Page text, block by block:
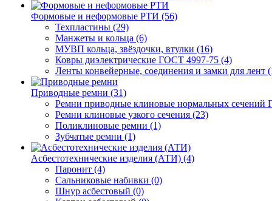
Формовые и неформовые РТИ (56)
Техпластины (29)
Манжеты и кольца (6)
МУВП кольца, звёздочки, втулки (16)
Ковры диэлектрические ГОСТ 4997-75 (4)
Ленты конвейерные, соединения и замки для лент
Приводные ремни (31)
Ремни приводные клиновые нормальных сечений
Ремни клиновые узкого сечения (23)
Поликлиновые ремни (1)
Зубчатые ремни (1)
Асбестотехнические изделия (АТИ) (4)
Паронит (4)
Сальниковые набивки (0)
Шнур асбестовый (0)